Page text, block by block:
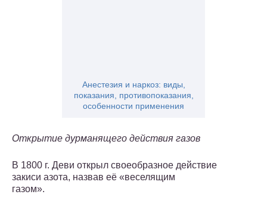
Анестезия и наркоз: виды,
показания, противопоказания,
особенности применения
Открытие дурманящего действия газов
В 1800 г. Деви открыл своеобразное действие
закиси азота, назвав её «веселящим
газом».